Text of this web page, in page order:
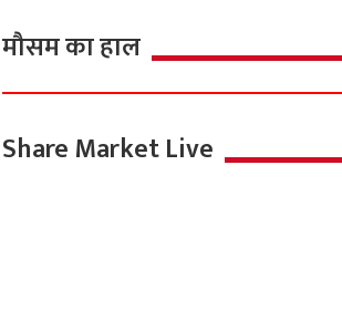
मौसम का हाल
Share Market Live